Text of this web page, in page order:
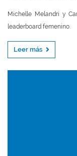
Michelle Melandri y
leaderboard femenino.
Leer más